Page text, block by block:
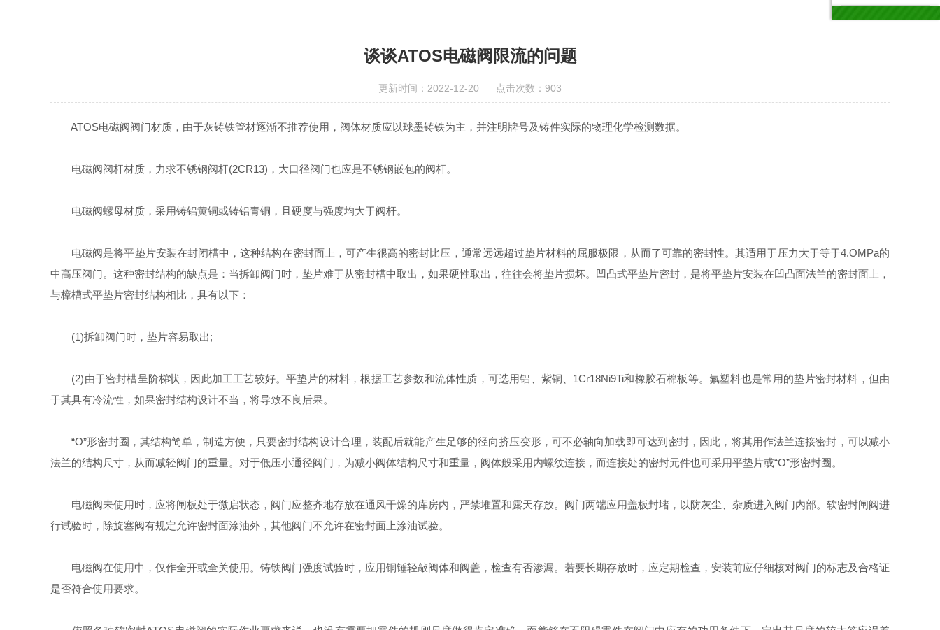
谈谈ATOS电磁阀限流的问题
更新时间：2022-12-20 点击次数：903
ATOS电磁阀阀门材质，由于灰铸铁管材逐渐不推荐使用，阀体材质应以球墨铸铁为主，并注明牌号及铸件实际的物理化学检测数据。
电磁阀阀杆材质，力求不锈钢阀杆(2CR13)，大口径阀门也应是不锈钢嵌包的阀杆。
电磁阀螺母材质，采用铸铝黄铜或铸铝青铜，且硬度与强度均大于阀杆。
电磁阀是将平垫片安装在封闭槽中，这种结构在密封面上，可产生很高的密封比压，通常远远超过垫片材料的屈服极限，从而了可靠的密封性。其适用于压力大于等于4.OMPa的
中高压阀门。这种密封结构的缺点是：当拆卸阀门时，垫片难于从密封槽中取出，如果硬性取出，往往会将垫片损坏。凹凸式平垫片密封，是将平垫片安装在凹凸面法兰的密封面上，
与樟槽式平垫片密封结构相比，具有以下：
(1)拆卸阀门时，垫片容易取出;
(2)由于密封槽呈阶梯状，因此加工工艺较好。平垫片的材料，根据工艺参数和流体性质，可选用铝、紫铜、1Cr18Ni9Ti和橡胶石棉板等。氟塑料也是常用的垫片密封材料，但由
于其具有冷流性，如果密封结构设计不当，将导致不良后果。
“O”形密封圈，其结构简单，制造方便，只要密封结构设计合理，装配后就能产生足够的径向挤压变形，可不必轴向加载即可达到密封，因此，将其用作法兰连接密封，可以减小
法兰的结构尺寸，从而减轻阀门的重量。对于低压小通径阀门，为减小阀体结构尺寸和重量，阀体般采用内螺纹连接，而连接处的密封元件也可采用平垫片或“O”形密封圈。
电磁阀未使用时，应将闸板处于微启状态，阀门应整齐地存放在通风干燥的库房内，严禁堆置和露天存放。阀门两端应用盖板封堵，以防灰尘、杂质进入阀门内部。软密封闸阀进
行试验时，除旋塞阀有规定允许密封面涂油外，其他阀门不允许在密封面上涂油试验。
电磁阀在使用中，仅作全开或全关使用。铸铁阀门强度试验时，应用铜锤轻敲阀体和阀盖，检查有否渗漏。若要长期存放时，应定期检查，安装前应仔细核对阀门的标志及合格证
是否符合使用要求。